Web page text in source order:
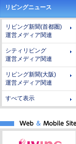
イリビ
ング新
聞社
リビングニュース
リビング新聞(首都圏)
運営メディア関連
シティリビング
運営メディア関連
リビング新聞(大阪)
運営メディア関連
すべて表示